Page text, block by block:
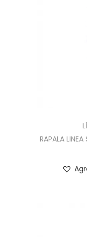
RAPALA